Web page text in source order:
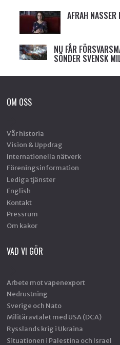
AFRAH NASSER
NU FÅR
SÖNDER SVENSK
OM OSS
Vår historia
Vision & Uppdrag
Internationella nätverk
Föreningsinformation
Lediga tjänster
English
Kontakt
Pressrum
Om kakor
VAD VI GÖR
Arbete mot vapenexport
Nedrustning
Sverige och Nato
Militäravtalet med USA (DCA)
Rysslands krig i Ukraina
Situationen i Palestina och Israel